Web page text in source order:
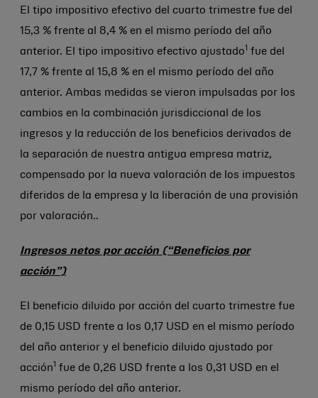
El tipo impositivo efectivo del cuarto trimestre fue del
15,3 % frente al 8,4 % en el mismo período del año
anterior. El tipo impositivo efectivo ajustado1 fue del
17,7 % frente al 15,8 % en el mismo período del año
anterior. Ambas medidas se vieron impulsadas por los
cambios en la combinación jurisdiccional de los
ingresos y la reducción de los beneficios derivados de
la separación de nuestra antigua empresa matriz,
compensado por la nueva valoración de los impuestos
diferidos de la empresa y la liberación de una provisión
por valoración..
Ingresos netos por acción (“Beneficios por
acción”)
El beneficio diluido por acción del cuarto trimestre fue
de 0,15 USD frente a los 0,17 USD en el mismo período
del año anterior y el beneficio diluido ajustado por
acción1 fue de 0,26 USD frente a los 0,31 USD en el
mismo período del año anterior.